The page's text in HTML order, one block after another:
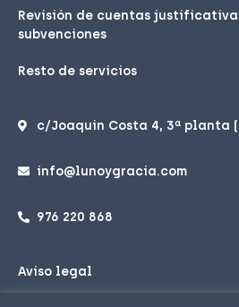
Revisión de cuentas
subvenciones
Resto de servicios
c/Joaquin Costa 4, 3ª planta
info@lunoygracia.com
976 220 868
Aviso legal